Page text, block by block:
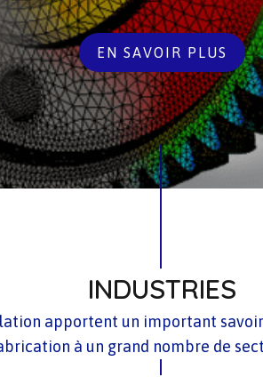
EN SAVOIR PLUS
INDUSTRIES
apportent un important
à un grand nombre de